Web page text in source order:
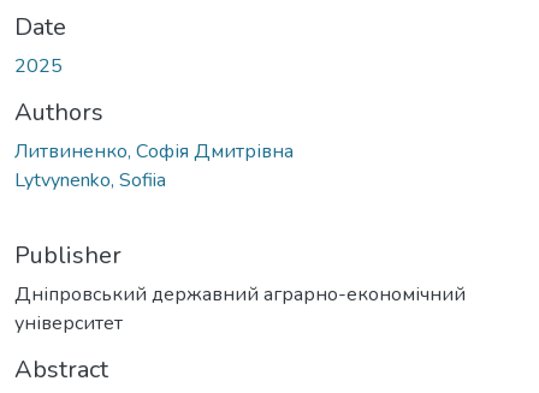
Date
2025
Authors
Литвиненко, Софія Дмитрівна
Lytvynenko, Sofiia
Publisher
Дніпровський державний аграрно-економічний
університет
Abstract